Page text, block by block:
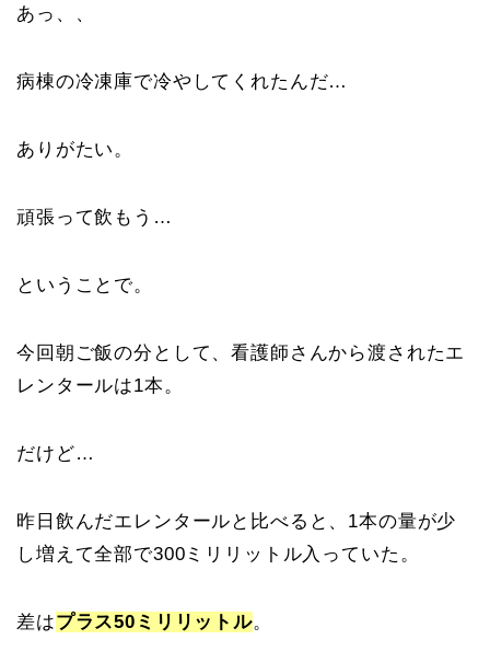
あっ、、
病棟の冷凍庫で冷やしてくれたんだ…
ありがたい。
頑張って飲もう…
ということで。
今回朝ご飯の分として、看護師さんから渡されたエ
レンタールは1本。
だけど…
昨日飲んだエレンタールと比べると、1本の量が少
し増えて全部で300ミリリットル入っていた。
差はプラス50ミリリットル。